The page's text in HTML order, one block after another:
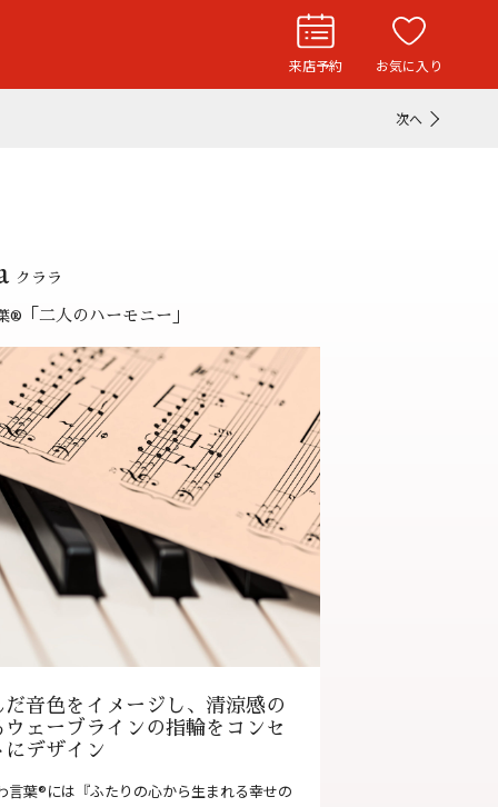
来店予約 お気に入り
フェア・ニュース
ブログ・お客様の声
カタログ請求
| プライバシーポリシー
次へ
クララ
® 「二人のハーモニー」
だ音色をイメージし、清涼感の
ウェーブラインの指輪をコンセ
にデザイン
言葉®には『ふたりの心から生まれる幸せの